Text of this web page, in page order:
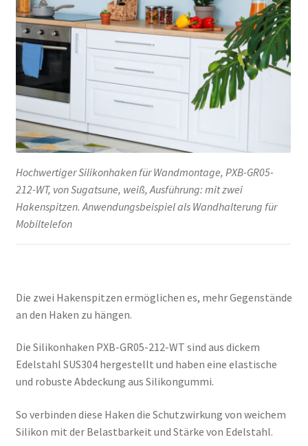
Hochwertiger Silikonhaken für Wandmontage, PXB-GR05-
212-WT, von Sugatsune, weiß, Ausführung: mit zwei
Hakenspitzen. Anwendungsbeispiel als Wandhalterung für
Mobiltelefon
Die zwei Hakenspitzen ermöglichen es, mehr Gegenstände
an den Haken zu hängen.
Die Silikonhaken PXB-GR05-212-WT sind aus dickem
Edelstahl SUS304 hergestellt und haben eine elastische
und robuste Abdeckung aus Silikongummi.
So verbinden diese Haken die Schutzwirkung von weichem
Silikon mit der Belastbarkeit und Stärke von Edelstahl.